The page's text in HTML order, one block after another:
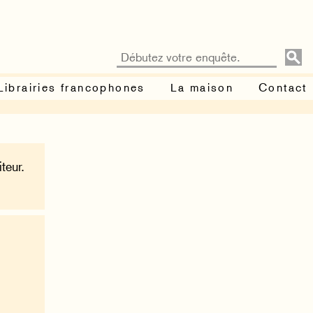
francophones La maison Contact